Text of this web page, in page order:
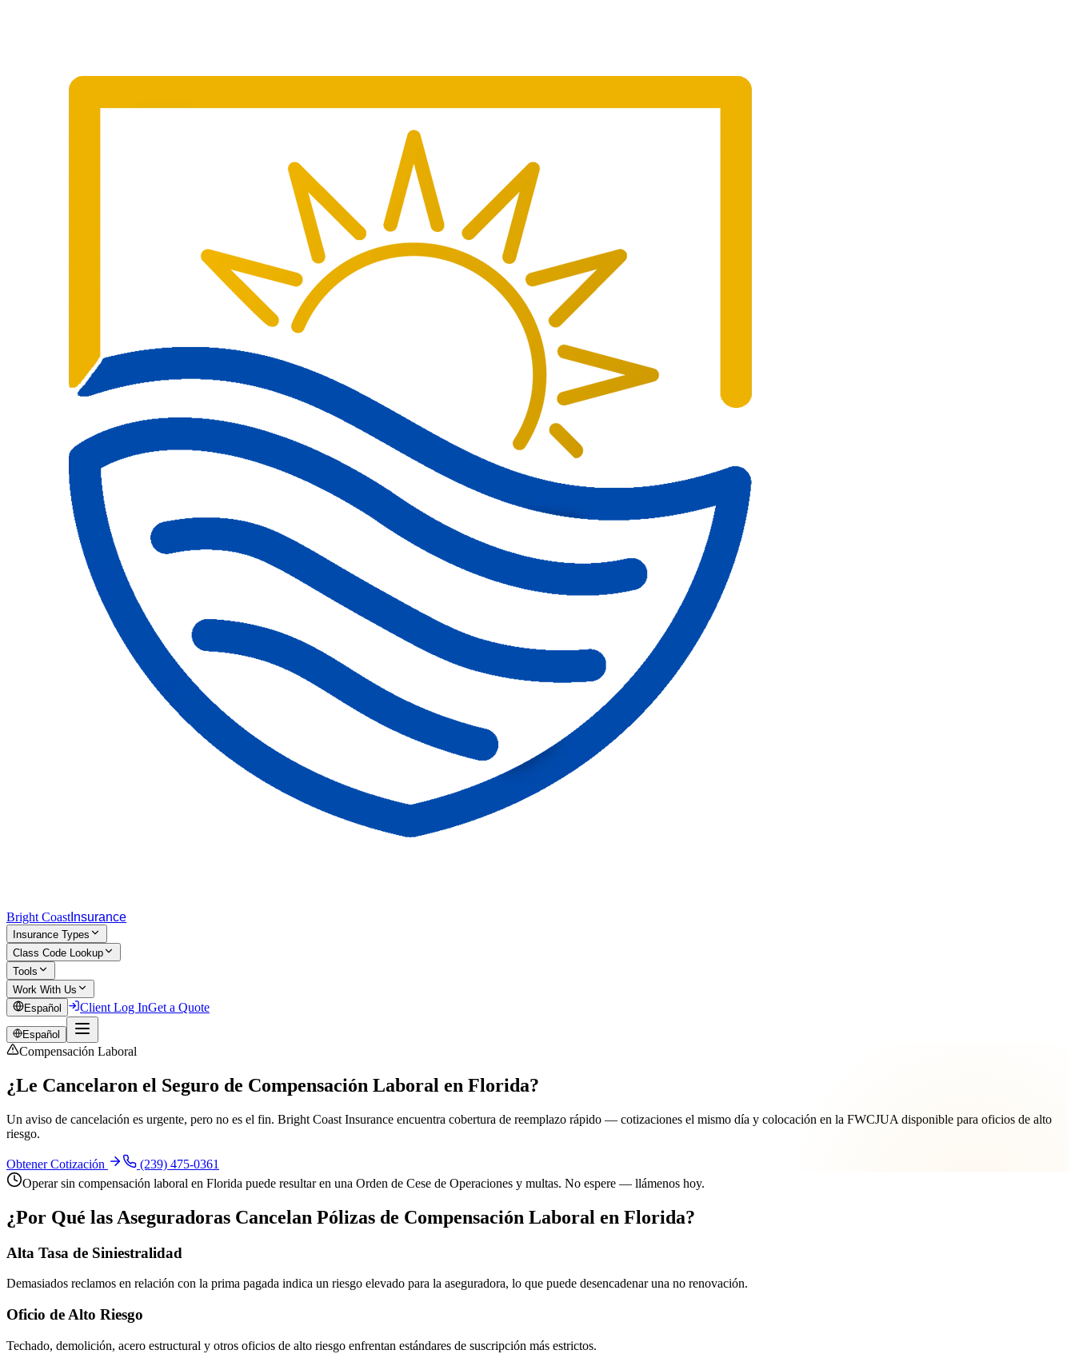
Bright Coast Insurance
Insurance Types
Class Code Lookup
Tools
Work With Us
Español
Client Log InGet a Quote
Español
Compensación Laboral
¿Le Cancelaron el Seguro de Compensación Laboral en Florida?
Un aviso de cancelación es urgente, pero no es el fin. Bright Coast Insurance encuentra cobertura de reemplazo rápido — cotizaciones el mismo día y colocación en la FWCJUA disponible para oficios de alto
riesgo.
Obtener Cotización
(239) 475-0361
Operar sin compensación laboral en Florida puede resultar en una Orden de Cese de Operaciones y multas. No espere — llámenos hoy.
¿Por Qué las Aseguradoras Cancelan Pólizas de Compensación Laboral en Florida?
Alta Tasa de Siniestralidad
Demasiados reclamos en relación con la prima pagada indica un riesgo elevado para la aseguradora, lo que puede desencadenar una no renovación.
Oficio de Alto Riesgo
Techado, demolición, acero estructural y otros oficios de alto riesgo enfrentan estándares de suscripción más estrictos.